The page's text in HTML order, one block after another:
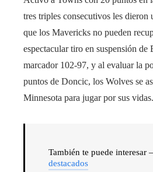
tres triples consecutivos les dieron
que los Mavericks no pueden
espectacular tiro en suspensión de
marcador 102-97, y al evaluar la
puntos de Doncic, los Wolves se
Minnesota para jugar por sus vidas.
También te puede interesar –
destacados